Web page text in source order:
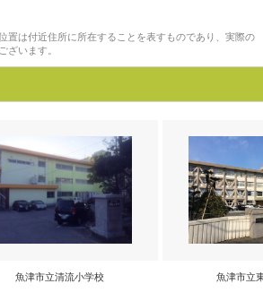
置は付近住所に所在することを表すものであり、実際の
ざいます。
魚津市立清流小学校 魚津市立